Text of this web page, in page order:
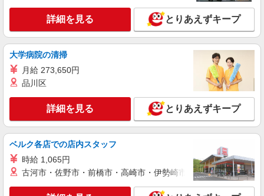
詳細を見る とりあえずキープ
大学病院の清掃
月給 273,650円
品川区
詳細を見る とりあえずキープ
ベルク各店での店内スタッフ
時給 1,065円
古河市・佐野市・前橋市・高崎市・伊勢崎市・太田市・館林市